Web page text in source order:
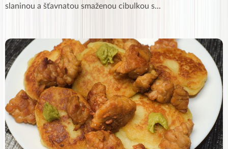
slaninou a šťavnatou smaženou cibulkou s...